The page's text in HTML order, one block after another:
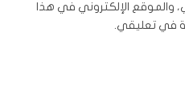
والموقع الإلكتروني في هذا
في تعليقي.